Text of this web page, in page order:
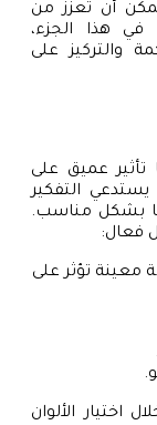
أن تعزز من
في هذا الجزء،
والتركيز على
عميق على
يستدعي التفكير
بشكل مناسب.
فعال:
معينة تؤثر على
الألوان